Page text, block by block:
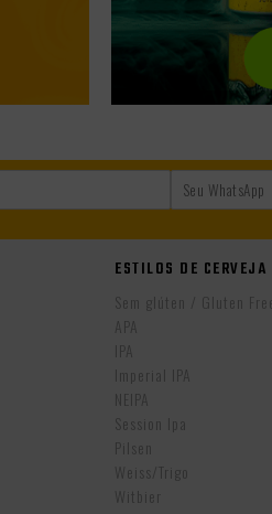
ESTILOS DE CERVEJA
Sem glúten / Gluten Free
APA
IPA
Imperial IPA
NEIPA
Session Ipa
Pilsen
Weiss/Trigo
Witbier